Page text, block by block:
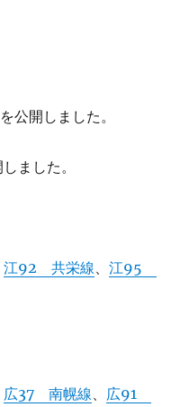
を公開しました。
ました。
江92 共栄線、江95
広37 南幌線、 広91